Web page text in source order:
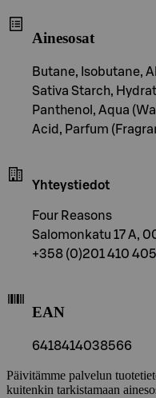
Ainesosat
Butane, Isobutane,
Sativa Starch,
Panthenol, Aqua
Acid, Parfum
Yhteystiedot
Four Reasons
Salomonkatu 17 A,
+358 (0)201 410
EAN
6418414038566
Päivitämme palvelun
kuitenkin tarkistamaan